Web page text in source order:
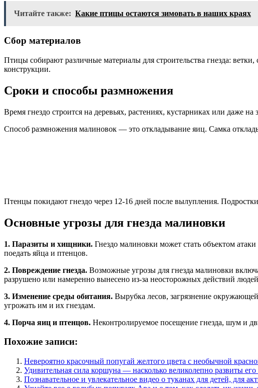
Читайте также: Какие птицы остаются зимовать в наших краях
Сбор материалов
Птицы собирают различные материалы для строительства гнезда:
конструкции.
Сроки и способы размножения
Время гнездо строится на деревьях, растениях, кустарниках или даже
Способ размножения малиновок — это откладывание яиц. Самка
Птенцы покидают гнездо через 12-16 дней после вылупления.
Основные угрозы для гнезда малиновки
1. Паразиты и хищники. Гнездо малиновки может стать объектом
поедать яйца и птенцов.
2. Повреждение гнезда. Возможные угрозы для гнезда малиновки
разрушено или намеренно вынесено из-за неосторожных действий
3. Изменение среды обитания. Вырубка лесов, загрязнение
угрожать им и их гнездам.
4. Порча яиц и птенцов. Неконтролируемое посещение гнезда, шум и
Похожие записи:
Невероятно красочный попугай желтого цвета с необычной
Удивительная сила коршуна — насколько великолепно развиты
Познавательное и увлекательное видео о туканах для детей, для